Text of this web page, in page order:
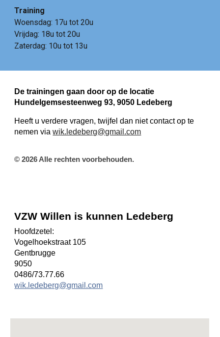
Training
Woensdag: 17u tot 20u
Vrijdag: 18u tot 20u
Zaterdag: 10u tot 13u
De trainingen gaan door op de locatie
Hundelgemsesteenweg 93, 9050 Ledeberg
Heeft u verdere vragen, twijfel dan niet contact op te
nemen viawik.ledeberg@gmail.com
© 2026 Alle rechten voorbehouden.
VZW Willen is kunnen Ledeberg
Hoofdzetel:
Vogelhoekstraat 105
Gentbrugge
9050
0486/73.77.66
wik.ledeberg@gmail.com